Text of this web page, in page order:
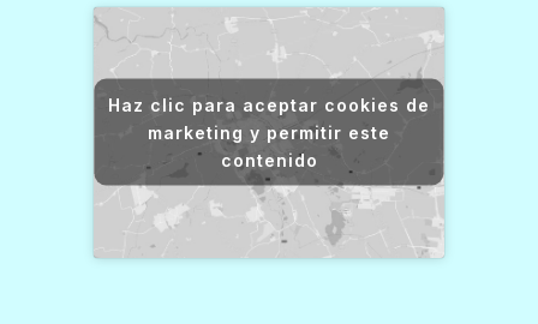
Haz clic para aceptar cookies de
marketing y permitir este
contenido